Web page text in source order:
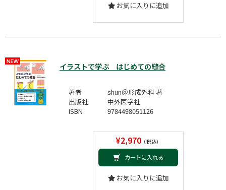
お気に入りに追加
イラストで学ぶ はじめての縫合
著者
shun＠形成外科 著
出版社
中外医学社
ISBN
9784498051126
¥2,970（税込）
カートに入れる
お気に入りに追加